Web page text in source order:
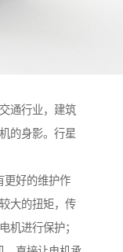
通行业，建筑
的身影。行星
更好的维护作
大的扭矩，传
机进行保护；